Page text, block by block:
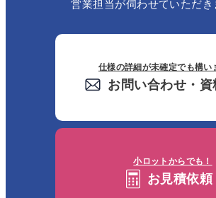
営業担当が伺わせていただき
仕様の詳細が未確定でも構い
お問い合わせ・資
小ロットからでも！
お見積依頼